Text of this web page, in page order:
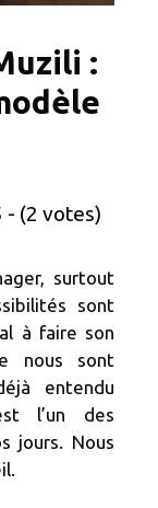
:
- (2 votes)
surtout
sont
à faire son
nous sont
entendu
l’un des
jours. Nous